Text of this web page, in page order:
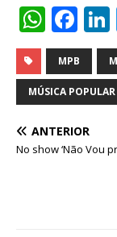
W
h
at
s
A
p
F
a
c
e
b
o
MPB
MÚSICA
ANTERIOR
No show ‘Não Vou